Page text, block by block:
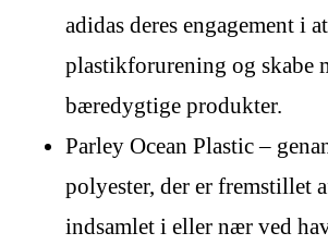
adidas deres engagement i
plastikforurening og skabe
bæredygtige produkter.
Parley Ocean Plastic –
polyester, der er fremstillet
indsamlet i eller nær ved